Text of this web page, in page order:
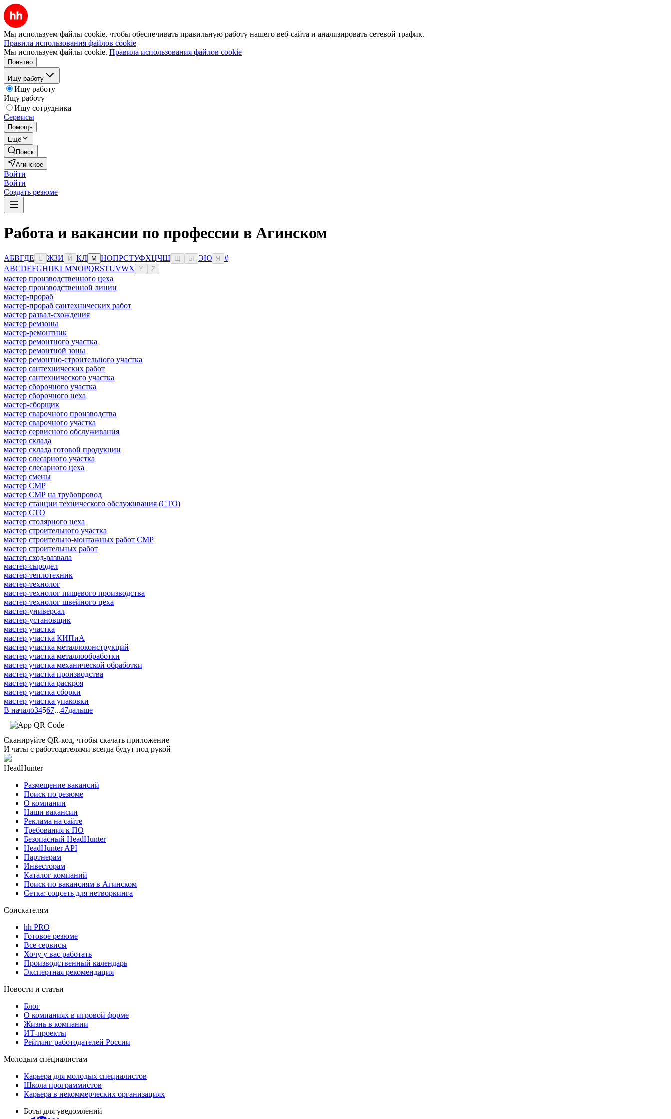
Мы используем файлы cookie, чтобы обеспечивать правильную работу нашего веб-сайта и анализировать сетевой трафик.
Правила использования файлов cookie
Мы используем файлы cookie. Правила использования файлов cookie
Понятно
Ищу работу
Ищу работу
Ищу работу
Ищу сотрудника
Сервисы
Помощь
Ещё
Поиск
Агинское
Войти
Войти
Создать резюме
Работа и вакансии по профессии в Агинском
АБВГДЕ Ё ЖЗИ Й КЛ М НОПРСТУФХЦЧШ Ы ЭЮ Я
#
ABCDEFGHIJKLMNOPQRSTUVWX Y Z
мастер производственного цеха
мастер производственной линии
мастер-прораб
мастер-прораб сантехнических работ
мастер развал-схождения
мастер ремзоны
мастер-ремонтник
мастер ремонтного участка
мастер ремонтной зоны
мастер ремонтно-строительного участка
мастер сантехнических работ
мастер сантехнического участка
мастер сборочного участка
мастер сборочного цеха
мастер-сборщик
мастер сварочного производства
мастер сварочного участка
мастер сервисного обслуживания
мастер склада
мастер склада готовой продукции
мастер слесарного участка
мастер слесарного цеха
мастер смены
мастер СМР
мастер СМР на трубопровод
мастер станции технического обслуживания (СТО)
мастер СТО
мастер столярного цеха
мастер строительного участка
мастер строительно-монтажных работ СМР
мастер строительных работ
мастер сход-развала
мастер-сыродел
мастер-теплотехник
мастер-технолог
мастер-технолог пищевого производства
мастер-технолог швейного цеха
мастер-универсал
мастер-установщик
мастер участка
мастер участка КИПиА
мастер участка металлоконструкций
мастер участка металлообработки
мастер участка механической обработки
мастер участка производства
мастер участка раскроя
мастер участка сборки
мастер участка упаковки
В начало34567...47дальше
Сканируйте QR-код, чтобы скачать приложение
И чаты с работодателями всегда будут под рукой
HeadHunter
Размещение вакансий
Поиск по резюме
О компании
Наши вакансии
Реклама на сайте
Требования к ПО
Безопасный HeadHunter
HeadHunter API
Партнерам
Инвесторам
Каталог компаний
Поиск по вакансиям в Агинском
Сетка: соцсеть для нетворкинга
Соискателям
hh PRO
Готовое резюме
Все сервисы
Хочу у вас работать
Производственный календарь
Экспертная рекомендация
Новости и статьи
Блог
О компаниях в игровой форме
Жизнь в компании
ИТ-проекты
Рейтинг работодателей России
Молодым специалистам
Карьера для молодых специалистов
Школа программистов
Карьера в некоммерческих организациях
Боты для уведомлений